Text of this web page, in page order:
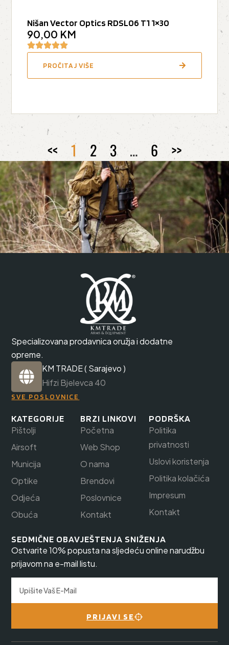
Nišan Vector Optics RDSL06 T1 1×30
90,00 KM
PROČITAJ VIŠE
<< 1 2 3 … 6 >>
Specializovana prodavnica oružja i dodatne
opreme.
KM TRADE ( Sarajevo )
Hifzi Bjelevca 40
SVE POSLOVNICE
KATEGORIJE
Pištolji
Airsoft
Municija
Optike
Odjeća
Obuća
BRZI LINKOVI
Početna
Web Shop
O nama
Brendovi
Poslovnice
Kontakt
PODRŠKA
Politika
privatnosti
Uslovi koristenja
Politika kolačića
Impresum
Kontakt
SEDMIČNE OBAVJEŠTENJA SNIŽENJA
Ostvarite 10% popusta na sljedeću online narudžbu
prijavom na e-mail listu.
PRIJAVI SE